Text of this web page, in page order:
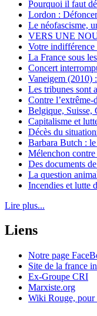
Pourquoi il faut
Lordon :
Le néofascisme,
VERS UNE
Votre indifférence
La France sous
Concert
Vaneigem (2010)
Les tribunes sont
Contre
Belgique, Suisse,
Capitalisme et
Décès du
Barbara Butch :
Mélenchon contre
Des documents
La question
Incendies et lutte
Lire plus...
Liens
Notre page
Site de la france
Ex-Groupe CRI
Marxiste.org
Wiki Rouge, pour